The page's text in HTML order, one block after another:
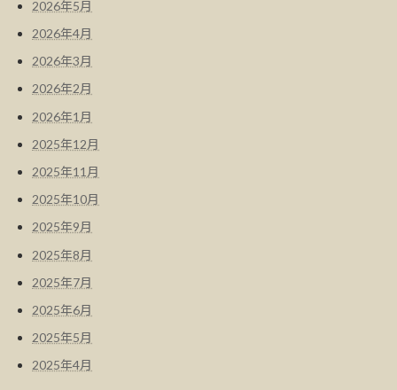
2026年5月
2026年4月
2026年3月
2026年2月
2026年1月
2025年12月
2025年11月
2025年10月
2025年9月
2025年8月
2025年7月
2025年6月
2025年5月
2025年4月